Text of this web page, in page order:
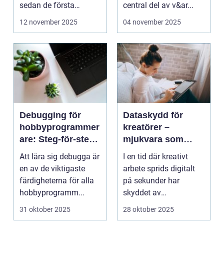
sedan de första
bärbara model...
12 november 2025
central del av v&ar...
04 november 2025
Debugging för
hobbyprogrammer
are: Steg-för-steg-
metoder
Att lära sig debugga är
en av de viktigaste
färdigheterna för alla
hobbyprogramm...
31 oktober 2025
Dataskydd för
kreatörer –
mjukvara som
skyddar
intellektuellt
kapital
I en tid där kreativt
arbete sprids digitalt
på sekunder har
skyddet av
intellektuellt ka...
28 oktober 2025